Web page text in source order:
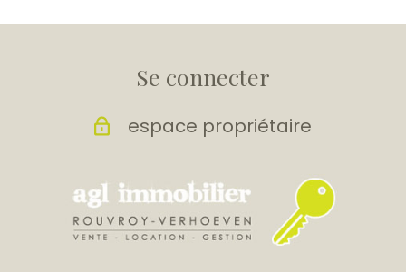
Se connecter
espace propriétaire